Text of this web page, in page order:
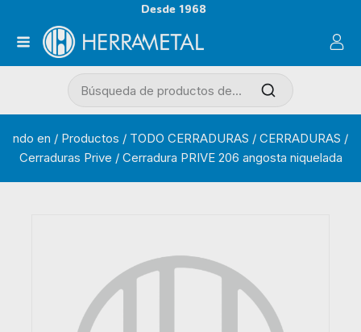
Desde 1968
ndo en / Productos / TODO CERRADURAS / CERRADURAS /
Cerraduras Prive / Cerradura PRIVE 206 angosta niquelada